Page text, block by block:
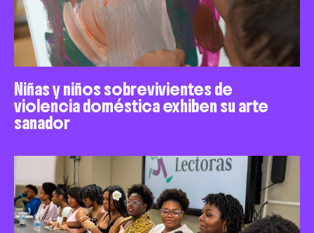
Niñas y niños sobrevivientes de
violencia doméstica exhiben su arte
sanador